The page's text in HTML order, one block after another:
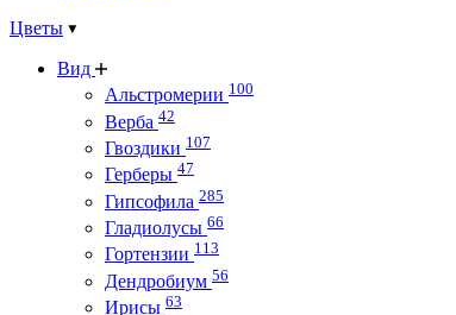
Цветы
Вид
Альстромерии 100
Верба 42
Гвоздики 107
Герберы 47
Гипсофила 285
Гладиолусы 66
Гортензии 113
Дендробиум 56
Ирисы 63